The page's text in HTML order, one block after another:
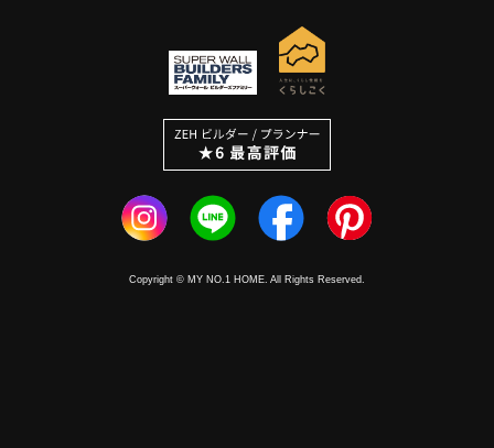
Copyright © MY NO.1 HOME. All Rights Reserved.